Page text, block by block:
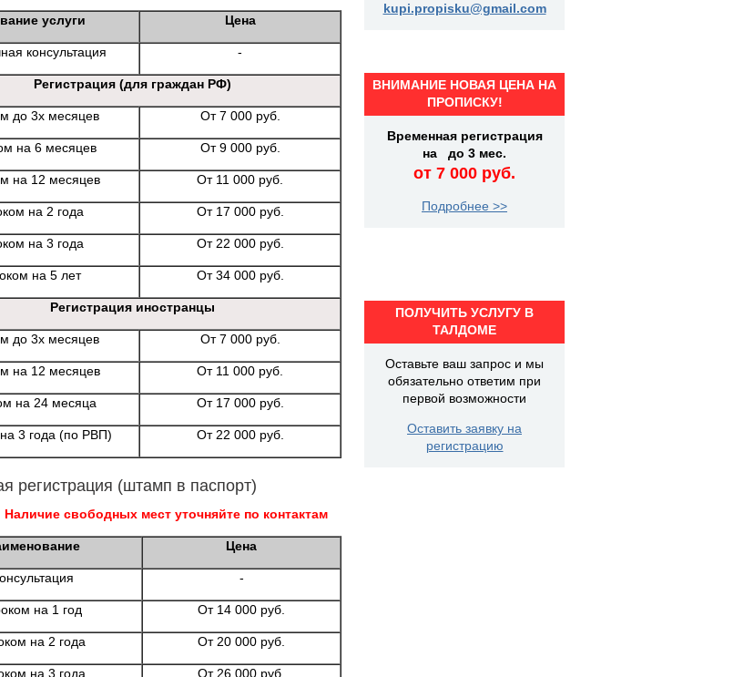
услуги Цена
консультация -
Регистрация (для граждан РФ)
до 3х месяцев От 7 000 руб.
на 6 месяцев От 9 000 руб.
на 12 месяцев От 11 000 руб.
на 2 года От 17 000 руб.
на 3 года От 22 000 руб.
на 5 лет От 34 000 руб.
Регистрация иностранцы
до 3х месяцев От 7 000 руб.
на 12 месяцев От 11 000 руб.
на 24 месяца От 17 000 руб.
3 года (по РВП) От 22 000 руб.
регистрация (штамп в паспорт)
свободных мест уточняйте по контактам
Цена
-
на 1 год От 14 000 руб.
на 2 года От 20 000 руб.
на 3 года От 26 000 руб.
kupi.propisku@gmail.com
ВНИМАНИЕ НОВАЯ ЦЕНА НА
ПРОПИСКУ!
Временная регистрация
на до 3 мес.
от 7 000 руб.
Подробнее >>
ПОЛУЧИТЬ УСЛУГУ В
ТАЛДОМЕ
Оставьте ваш запрос и мы
обязательно ответим при
первой возможности
Оставить заявку на
регистрацию